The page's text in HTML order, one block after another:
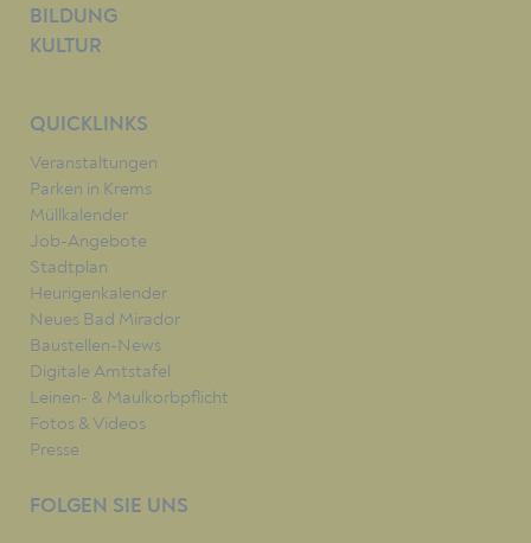
BILDUNG
KULTUR
QUICKLINKS
Veranstaltungen
Parken in Krems
Müllkalender
Job-Angebote
Stadtplan
Heurigenkalender
Neues Bad Mirador
Baustellen-News
Digitale Amtstafel
Leinen- & Maulkorbpflicht
Fotos & Videos
Presse
FOLGEN SIE UNS